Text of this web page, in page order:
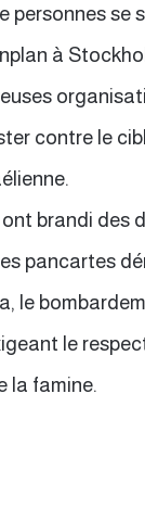
personnes se
à
contre le
brandi des
pancartes
le
le
la famine.